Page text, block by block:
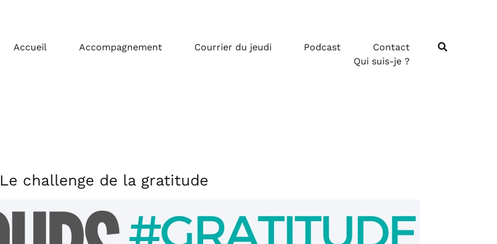
Accueil Accompagnement Courrier du jeudi Podcast
Contact
Qui suis-je ?
Le challenge de la gratitude